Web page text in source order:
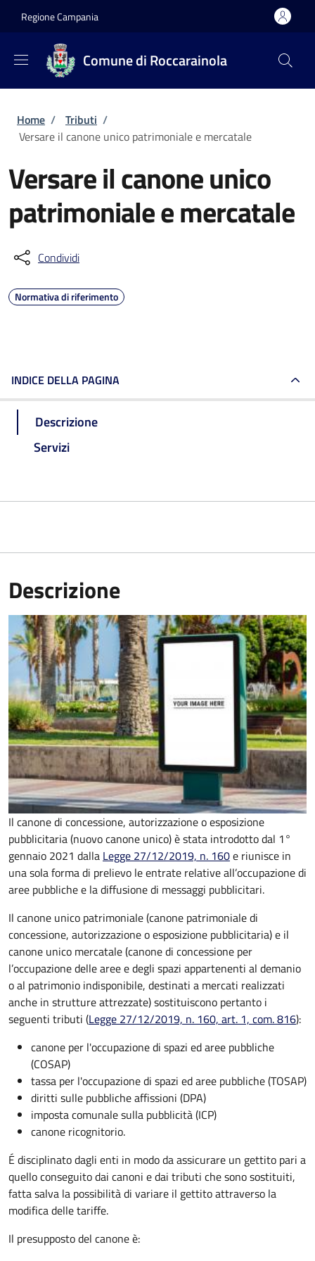
Regione Campania
Comune di Roccarainola
Briciole di pane
Home / Tributi /
Versare il canone unico patrimoniale e mercatale
Versare il canone unico
patrimoniale e mercatale
Condividi
Normativa di riferimento
INDICE DELLA PAGINA
Descrizione
Servizi
Descrizione
Il canone di concessione, autorizzazione o esposizione
pubblicitaria (nuovo canone unico) è stata introdotto dal 1°
gennaio 2021 dalla Legge 27/12/2019, n. 160e riunisce in
una sola forma di prelievo le entrate relative all’occupazione di
aree pubbliche e la diffusione di messaggi pubblicitari.
Il canone unico patrimoniale (canone patrimoniale di
concessione, autorizzazione o esposizione pubblicitaria) e il
canone unico mercatale (canone di concessione per
l’occupazione delle aree e degli spazi appartenenti al demanio
o al patrimonio indisponibile, destinati a mercati realizzati
anche in strutture attrezzate) sostituiscono pertanto i
seguenti tributi (Legge 27/12/2019, n. 160, art. 1, com. 816):
canone per l'occupazione di spazi ed aree pubbliche
(COSAP)
tassa per l'occupazione di spazi ed aree pubbliche (TOSAP)
diritti sulle pubbliche affissioni (DPA)
imposta comunale sulla pubblicità (ICP)
canone ricognitorio.
É disciplinato dagli enti in modo da assicurare un gettito pari a
quello conseguito dai canoni e dai tributi che sono sostituiti,
fatta salva la possibilità di variare il gettito attraverso la
modifica delle tariffe.
Il presupposto del canone è: